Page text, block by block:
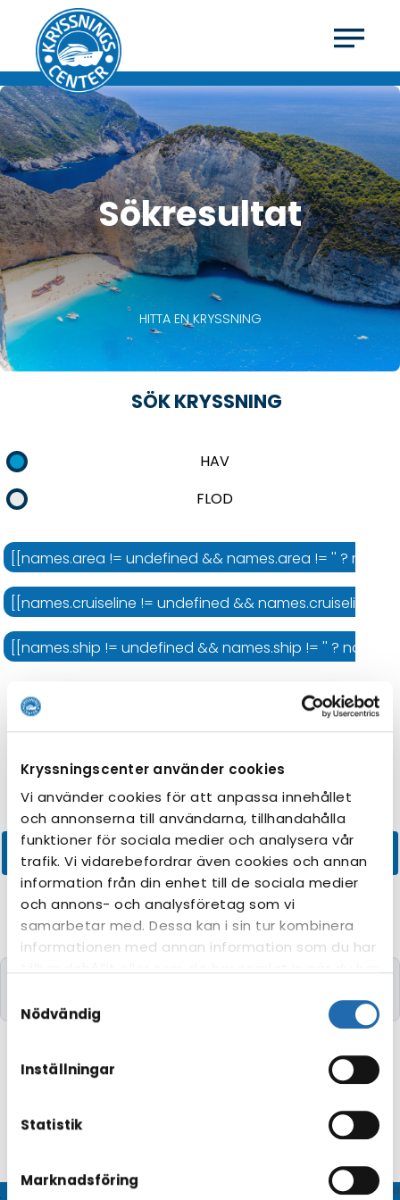
Kryssningscenter använder cookies
Vi använder cookies för att anpassa innehållet
och annonserna till användarna, tillhandahålla
funktioner för sociala medier och analysera vår
trafik. Vi vidarebefordrar även cookies och annan
information från din enhet till de sociala medier
och annons- och analysföretag som vi
samarbetar med. Dessa kan i sin tur kombinera
informationen med annan information som du har
användningen av kakor genom att förändra
Nödvändig
Inställningar
Statistik
Marknadsföring
Sökresultat
HITTA EN KRYSSNING
SÖK KRYSSNING
HAV
FLOD
[[names.area != undefined && names.area != '' ?
[[names.cruiseline != undefined && names.cruiseline !=
[[names.ship != undefined && names.ship != '' ?
Kryssningens längd
V4.1663